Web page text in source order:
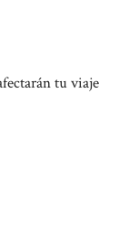
tu viaje